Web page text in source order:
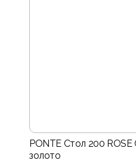
PONTE Стол 200 ROSE
золото